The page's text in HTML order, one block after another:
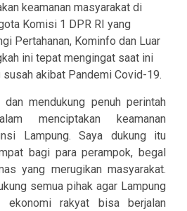
keamanan masyarakat di
Komisi 1 DPR RI yang
Pertahanan, Kominfo dan Luar
ini tepat mengingat saat ini
akibat Pandemi Covid-19.
dan mendukung penuh perintah
menciptakan keamanan
Lampung. Saya dukung itu
bagi para perampok, begal
yang merugikan masyarakat.
semua pihak agar Lampung
ekonomi rakyat bisa berjalan